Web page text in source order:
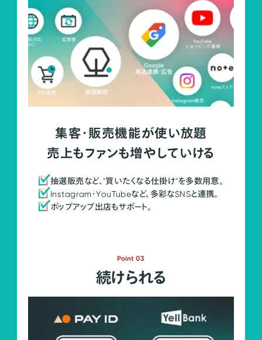
集客・販売機能が使い放題
売上もファンも増やしていける
抽選販売など、"買いたくなる仕掛け"を多数用意。
Instagram・YouTubeなど、多彩なSNSと連携。
ポップアップ出店もサポート。
Point 03
続けられる